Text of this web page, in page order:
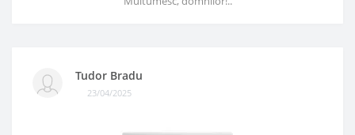
Tudor Bradu
23/04/2025